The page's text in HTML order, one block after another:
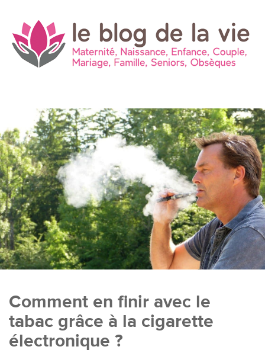
Comment en finir avec le
tabac grâce à la cigarette
électronique ?